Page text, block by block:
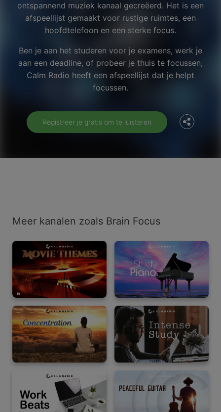
ontspannend muziek kanaal gecreëerd. Het is een
afspeellijst gemaakt voor rustige ruimtes, een
hoofdtelefoon en een sterke focus.
Ben je aan het studeren voor je examens, werk je
aan een deadline, of probeer je thuis te focussen,
Calm Radio heeft een afspeellijst dat je helpt
focussen.
Registreer je gratis om te luisteren
Facebook
Meer kanalen zoals Brain Focus